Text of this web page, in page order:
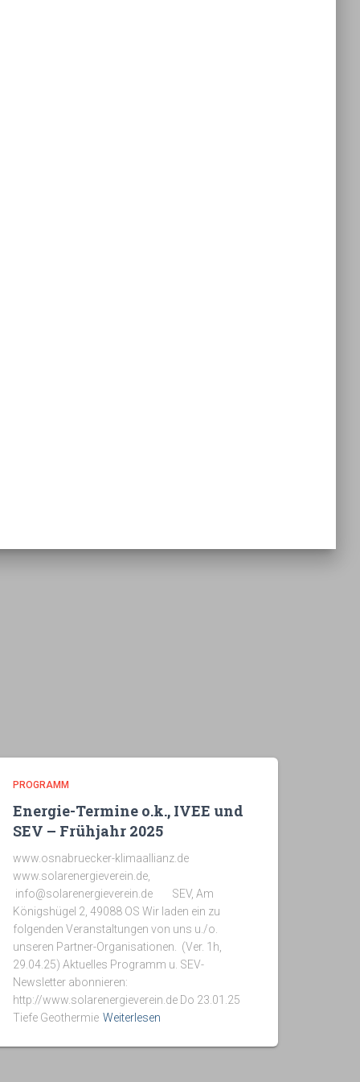
PROGRAMM
Energie-Termine o.k., IVEE und
SEV – Frühjahr 2025
www.osnabruecker-klimaallianz.de
www.solarenergieverein.de,
info@solarenergieverein.de SEV, Am
Königshügel 2, 49088 OS Wir laden ein zu
folgenden Veranstaltungen von uns u./o.
unseren Partner-Organisationen. (Ver. 1h,
29.04.25) Aktuelles Programm u. SEV-
Newsletter abonnieren:
http://www.solarenergieverein.de Do 23.01.25
Tiefe Geothermie Weiterlesen